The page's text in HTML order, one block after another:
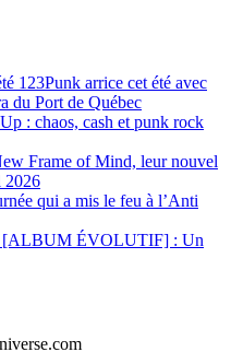
123Punk arrice cet été avec
du Port de Québec
: chaos, cash et punk rock
Frame of Mind, leur nouvel
2026
qui a mis le feu à l’Anti
[ALBUM ÉVOLUTIF] : Un